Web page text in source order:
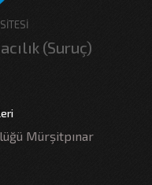
(Suruç)
Mürşitpınar